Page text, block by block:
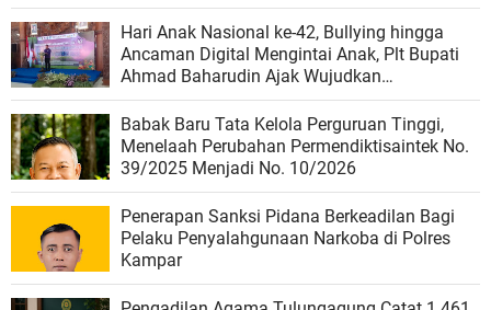
Hari Anak Nasional ke-42, Bullying hingga
Ancaman Digital Mengintai Anak, Plt Bupati
Ahmad Baharudin Ajak Wujudkan
Tulungagung Ramah Anak
Babak Baru Tata Kelola Perguruan Tinggi,
Menelaah Perubahan Permendiktisaintek No.
39/2025 Menjadi No. 10/2026
Penerapan Sanksi Pidana Berkeadilan Bagi
Pelaku Penyalahgunaan Narkoba di Polres
Kampar